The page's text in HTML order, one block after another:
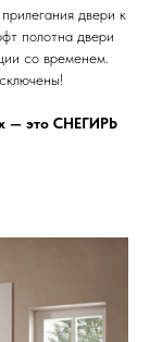
двери к
полотна двери
со временем.
— это СНЕГИРЬ